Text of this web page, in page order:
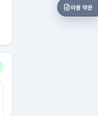
이용 약관